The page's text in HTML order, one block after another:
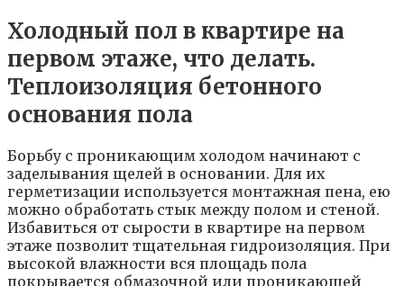
Холодный пол в квартире на
первом этаже, что делать.
Теплоизоляция бетонного
основания пола
Борьбу с проникающим холодом начинают с
заделывания щелей в основании. Для их
герметизации используется монтажная пена, ею
можно обработать стык между полом и стеной.
Избавиться от сырости в квартире на первом
этаже позволит тщательная гидроизоляция. При
высокой влажности вся площадь пола
покрывается обмазочной или проникающей